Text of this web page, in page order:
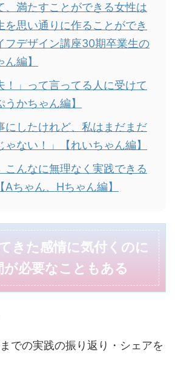
、満たすことができる女性は
を思い通りに作ることができ
フデザイン講座30期卒業生の
編】
！」って言ってる人に受けて
かちゃん編】
にしたけれど、私はまだまだ
ゃない！」【れいちゃん編】
こんなに無理なく実践できる
ちゃん、Hちゃん編】
きた感情に気付くのに
が必要なこともある
での実践の振り返り・シェアを